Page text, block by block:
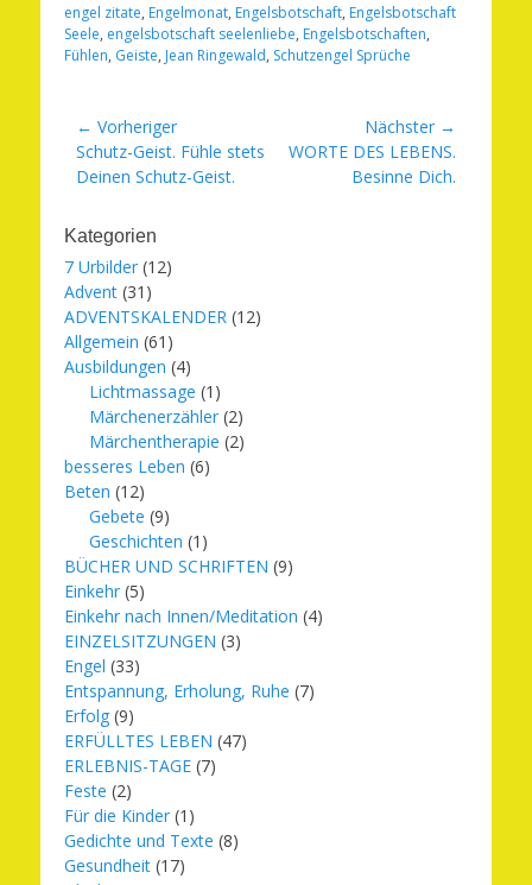
engel zitate, Engelmonat, Engelsbotschaft, Engelsbotschaft
Seele, engelsbotschaft seelenliebe, Engelsbotschaften,
Fühlen, Geiste, Jean Ringewald, Schutzengel Sprüche
Beitragsnavigation
← Vorheriger
Vorheriger
Beitrag:
Schutz-Geist. Fühle stets
Deinen Schutz-Geist.
Nächster →
Nächster
WORTE DES LEBENS.
Besinne Dich.
Kategorien
7 Urbilder (12)
Advent (31)
ADVENTSKALENDER (12)
Allgemein (61)
Ausbildungen (4)
Lichtmassage (1)
Märchenerzähler (2)
Märchentherapie (2)
besseres Leben (6)
Beten (12)
Gebete (9)
Geschichten (1)
BÜCHER UND SCHRIFTEN (9)
Einkehr (5)
Einkehr nach Innen/Meditation (4)
EINZELSITZUNGEN (3)
Engel (33)
Entspannung, Erholung, Ruhe (7)
Erfolg (9)
ERFÜLLTES LEBEN (47)
ERLEBNIS-TAGE (7)
Feste (2)
Für die Kinder (1)
Gedichte und Texte (8)
Gesundheit (17)